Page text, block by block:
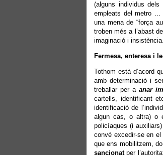
(alguns individus
empleats del metro ...
una mena de “força
troben més a l’abast
imaginació i insistència.
Fermesa, enteresa i
Tothom està d’acord
amb determinació i
treballar per a anar
cartells, identificant
identificació de
algun cas, o altra) o
policíaques (i
convé excedir-se en
que ens mobilitzem,
sancionatper